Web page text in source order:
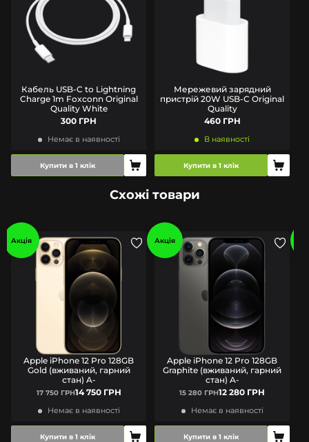
Кабель USB-C to Lightning
Charge 1m Foxconn Original
Quality White
300 ГРН
Немає в наявності
Купити в 1 клік
Мережевий зарядний
пристрій 20W USB-C Original
Quality
460 ГРН
В наявності
Купити в 1 клік
Схожі товари
Акція
Apple iPhone 12 Pro 128GB
Gold (вживаний, гарний
стан) A-
17 750 ГРН14 750 ГРН
Немає в наявності
Купити в 1 клік
Акція
Apple iPhone 12 Pro 128GB
Graphite (вживаний, гарний
стан) A-
15 280 ГРН12 280 ГРН
Немає в наявності
Купити в 1 клік